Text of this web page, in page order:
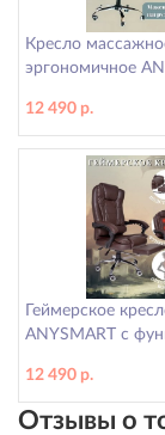
Кресло
эргономичное
12 490 р.
Геймерское
ANYSMART с
ног, коричневое
12 490 р.
Отзывы о